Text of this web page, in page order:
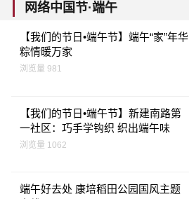
网络中国节·端午
【我们的节日•端午节】端午“家”年华
粽情暖万家
浏览量 981
【我们的节日•端午节】新建南路第
一社区：巧手学钩织 织出端午味
浏览量 1062
端午好去处 康培稻田公园国风主题